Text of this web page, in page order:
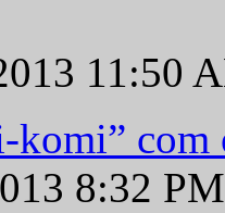
11:50
komi” com
8:32